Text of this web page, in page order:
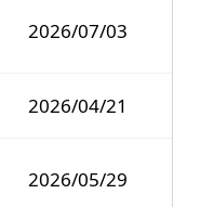
2026/07/03
2026/04/21
2026/05/29